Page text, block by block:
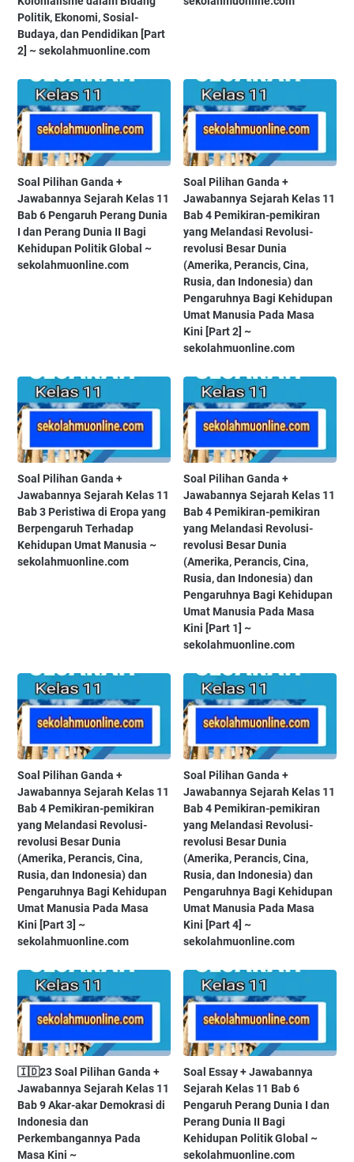
Politik, Ekonomi, Sosial-
Budaya, dan Pendidikan [Part
2] ~ sekolahmuonline.com
Soal Pilihan Ganda +
Jawabannya Sejarah Kelas 11
Bab 6 Pengaruh Perang Dunia
I dan Perang Dunia II Bagi
Kehidupan Politik Global ~
sekolahmuonline.com
Soal Pilihan Ganda +
Jawabannya Sejarah Kelas 11
Bab 4 Pemikiran-pemikiran
yang Melandasi Revolusi-
revolusi Besar Dunia
(Amerika, Perancis, Cina,
Rusia, dan Indonesia) dan
Pengaruhnya Bagi Kehidupan
Umat Manusia Pada Masa
Kini [Part 2] ~
sekolahmuonline.com
Soal Pilihan Ganda +
Jawabannya Sejarah Kelas 11
Bab 3 Peristiwa di Eropa yang
Berpengaruh Terhadap
Kehidupan Umat Manusia ~
sekolahmuonline.com
Soal Pilihan Ganda +
Jawabannya Sejarah Kelas 11
Bab 4 Pemikiran-pemikiran
yang Melandasi Revolusi-
revolusi Besar Dunia
(Amerika, Perancis, Cina,
Rusia, dan Indonesia) dan
Pengaruhnya Bagi Kehidupan
Umat Manusia Pada Masa
Kini [Part 1] ~
sekolahmuonline.com
Soal Pilihan Ganda +
Jawabannya Sejarah Kelas 11
Bab 4 Pemikiran-pemikiran
yang Melandasi Revolusi-
revolusi Besar Dunia
(Amerika, Perancis, Cina,
Rusia, dan Indonesia) dan
Pengaruhnya Bagi Kehidupan
Umat Manusia Pada Masa
Kini [Part 3] ~
sekolahmuonline.com
Soal Pilihan Ganda +
Jawabannya Sejarah Kelas 11
Bab 4 Pemikiran-pemikiran
yang Melandasi Revolusi-
revolusi Besar Dunia
(Amerika, Perancis, Cina,
Rusia, dan Indonesia) dan
Pengaruhnya Bagi Kehidupan
Umat Manusia Pada Masa
Kini [Part 4] ~
sekolahmuonline.com
🇮🇩23 Soal Pilihan Ganda +
Jawabannya Sejarah Kelas 11
Bab 9 Akar-akar Demokrasi di
Indonesia dan
Perkembangannya Pada
Masa Kini ~
Soal Essay + Jawabannya
Sejarah Kelas 11 Bab 6
Pengaruh Perang Dunia I dan
Perang Dunia II Bagi
Kehidupan Politik Global ~
sekolahmuonline.com